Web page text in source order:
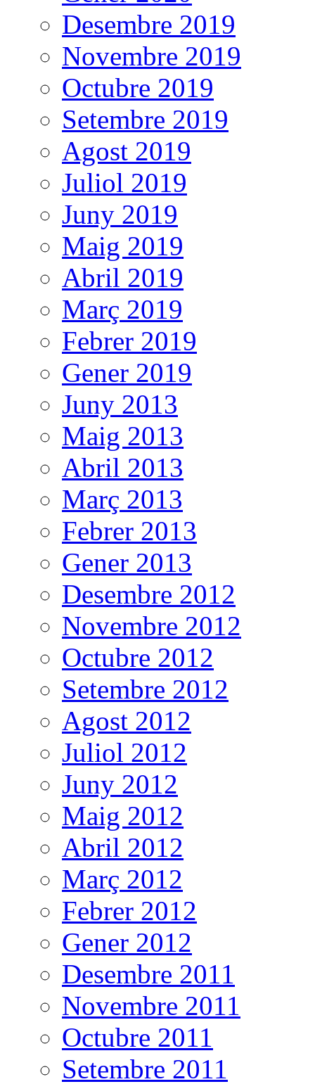
Desembre 2019
Novembre 2019
Octubre 2019
Setembre 2019
Agost 2019
Juliol 2019
Juny 2019
Maig 2019
Abril 2019
Març 2019
Febrer 2019
Gener 2019
Juny 2013
Maig 2013
Abril 2013
Març 2013
Febrer 2013
Gener 2013
Desembre 2012
Novembre 2012
Octubre 2012
Setembre 2012
Agost 2012
Juliol 2012
Juny 2012
Maig 2012
Abril 2012
Març 2012
Febrer 2012
Gener 2012
Desembre 2011
Novembre 2011
Octubre 2011
Setembre 2011